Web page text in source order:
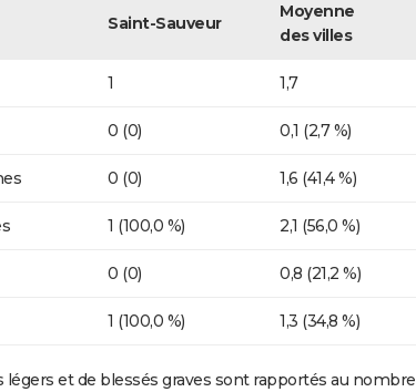
Saint-Sauveur
Moyenne
des villes
1 1,7
0 (0) 0,1 (2,7 %)
0 (0) 1,6 (41,4 %)
1 (100,0 %) 2,1 (56,0 %)
0 (0) 0,8 (21,2 %)
1 (100,0 %) 1,3 (34,8 %)
légers et de blessés graves sont rapportés au nombre